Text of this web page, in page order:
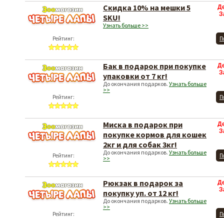
Рейтинг:
Скидка 10% на мешки 5
SKU!
Узнать больше >>
Рейтинг:
Бак в подарок при покупке
упаковки от 7 кг!
До окончания подарков. Узнать больше
>>
Рейтинг:
Миска в подарок при
покупке кормов для кошек
2кг и для собак 3кг!
До окончания подарков. Узнать больше
>>
Рейтинг:
Рюкзак в подарок за
покупку уп. от 12 кг!
До окончания подарков. Узнать больше
>>